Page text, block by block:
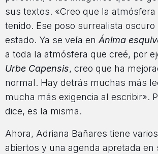
sus textos. «Creo que la
tenido. Ese poso surrealista oscuro
estado. Ya se veía enÁnima
a toda la atmósfera que creé, por
Urbe Capensis, creo que ha
normal. Hay detrás muchas más
mucha más exigencia al escribir».
dice, es la misma.
Ahora, Adriana Bañares tiene
abiertos y una agenda apretada en